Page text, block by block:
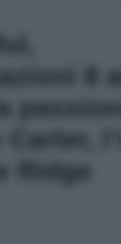
8
Carter,
Ridge